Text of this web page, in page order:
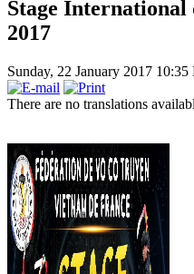
Stage International
2017
Sunday, 22 January 2017 10:35
There are no translations